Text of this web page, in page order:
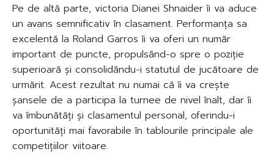
Pe de altă parte, victoria Dianei Shnaider îi va aduce
un avans semnificativ în clasament. Performanța sa
excelentă la Roland Garros îi va oferi un număr
important de puncte, propulsând-o spre o poziție
superioară și consolidându-i statutul de jucătoare de
urmărit. Acest rezultat nu numai că îi va crește
șansele de a participa la turnee de nivel înalt, dar îi
va îmbunătăți și clasamentul personal, oferindu-i
oportunități mai favorabile în tablourile principale ale
competițiilor viitoare.